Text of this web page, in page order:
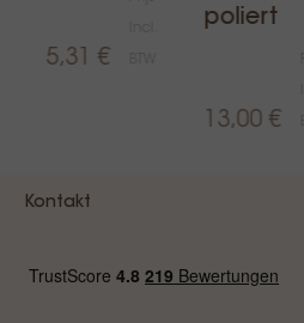
15,31 €
poliert
13,00 €
Kontakt